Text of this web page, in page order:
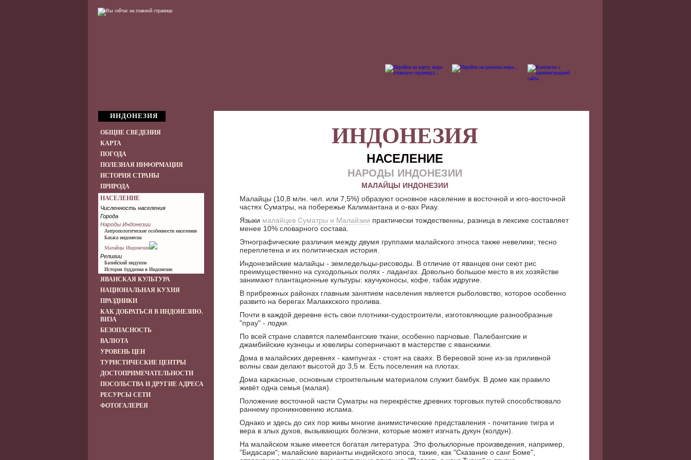
ИНДОНЕЗИЯ
ОБЩИЕ СВЕДЕНИЯ
КАРТА
ПОГОДА
ПОЛЕЗНАЯ ИНФОРМАЦИЯ
ИСТОРИЯ СТРАНЫ
ПРИРОДА
НАСЕЛЕНИЕ
Численность населения
Города
Народы Индонезии
Антропологические особенности населения
Бахаса индонесиа
Малайцы Индонезии
Религии
Балийский индуизм
История буддизма в Индонезии
ЯВАНСКАЯ КУЛЬТУРА
НАЦИОНАЛЬНАЯ КУХНЯ
ПРАЗДНИКИ
КАК ДОБРАТЬСЯ В ИНДОНЕЗИЮ.
ВИЗА
БЕЗОПАСНОСТЬ
ВАЛЮТА
УРОВЕНЬ ЦЕН
ТУРИСТИЧЕСКИЕ ЦЕНТРЫ
ДОСТОПРИМЕЧАТЕЛЬНОСТИ
ПОСОЛЬСТВА И ДРУГИЕ АДРЕСА
РЕСУРСЫ СЕТИ
ФОТОГАЛЕРЕЯ
ИНДОНЕЗИЯ
НАСЕЛЕНИЕ
НАРОДЫ ИНДОНЕЗИИ
МАЛАЙЦЫ ИНДОНЕЗИИ
Малайцы (10,8 млн. чел. или 7,5%) образуют основное население в восточной и юго-восточной
частях Суматры, на побережье Калимантана и о-вах Риау.
Языки малайцев Суматры и Малайзии практически тождественны, разница в лексике составляет
менее 10% словарного состава.
Этнографические различия между двумя группами малайского этноса также невелики; тесно
переплетена и их политическая история.
Индонезийские малайцы - земледельцы-рисоводы. В отличие от яванцев они сеют рис
преимущественно на суходольных полях - ладангах. Довольно большое место в их хозяйстве
занимают плантационные культуры: каучуконосы, кофе, табак идругие.
В прибрежных районах главным занятием населения является рыболовство, которое особенно
развито на берегах Малаккского пролива.
Почти в каждой деревне есть свои плотники-судостроители, изготовляющие разнообразные
"прау" - лодки.
По всей стране славятся палембангские ткани, особенно парчовые. Палебангские и
джамбийские кузнецы и ювелиры соперничают в мастерстве с яванскими.
Дома в малайских деревнях - кампунгах - стоят на сваях. В береовой зоне из-за приливной
волны сваи делают высотой до 3,5 м. Есть поселения на плотах.
Дома каркасные, основным строительным материалом служит бамбук. В доме как правило
живёт одна семья (малая).
Положение восточной части Суматры на перекрёстке древних торговых путей способствовало
раннему проникновению ислама.
Однако и здесь до сих пор живы многие анимистические представления - почитание тигра и
вера в злых духов, вызывающих болезни, которые может изгнать дукун (колдун).
На малайском языке имеется богатая литература. Это фольклорные произведения, например,
"Бидасари"; малайские варианты индийского эпоса, такие, как "Сказание о санг Боме",